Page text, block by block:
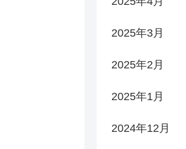
2025年3月
2025年2月
2025年1月
2024年12月